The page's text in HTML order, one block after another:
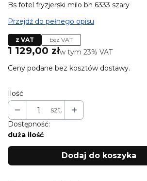
Bs fotel fryzjerski milo bh 6333 szary
Przejdź do pełnego opisu
z VAT bez VAT
Cena
1 129,00 złw tym 23% VAT
w tym 23% VAT
Ceny podane bez kosztów dostawy.
Ilość
szt.
Dostępność:
duża ilość
Dodaj do koszyka